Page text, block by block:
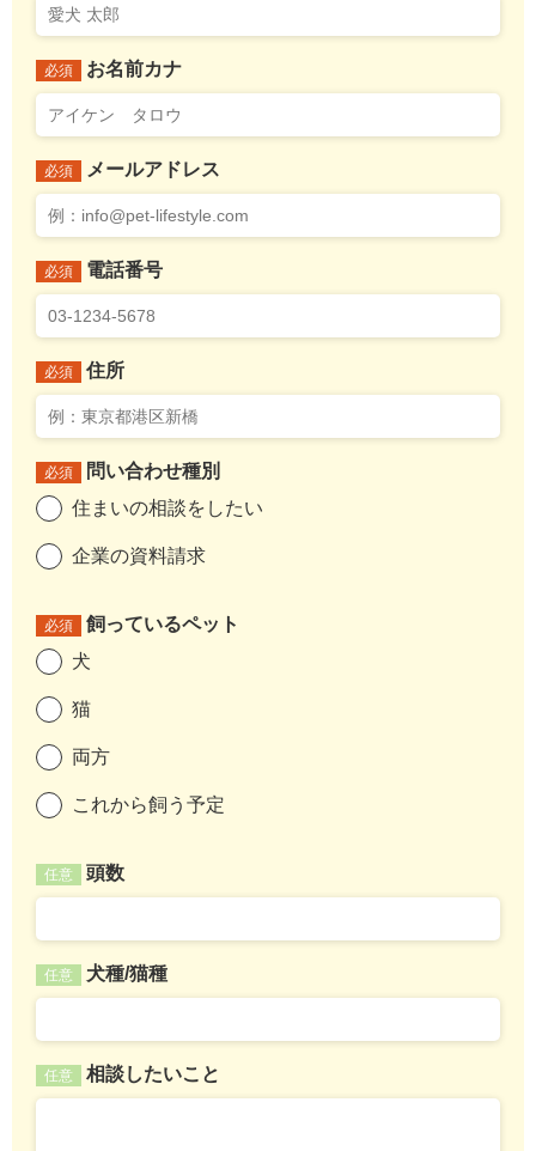
必須 お名前カナ
必須 メールアドレス
必須 電話番号
必須 住所
必須
問い合わせ種別
住まいの相談をしたい
企業の資料請求
必須
飼っているペット
犬
猫
両方
これから飼う予定
任意 頭数
任意 犬種/猫種
任意 相談したいこと